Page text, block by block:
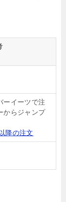
ーイーツで注
からジャンプ
降の注文